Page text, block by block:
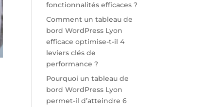
fonctionnalités efficaces ?
Comment un tableau de
bord WordPress Lyon
efficace optimise-t-il 4
leviers clés de
performance ?
Pourquoi un tableau de
bord WordPress Lyon
permet-il d’atteindre 6